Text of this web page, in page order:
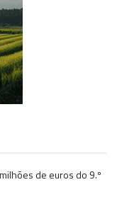
de euros do 9.º